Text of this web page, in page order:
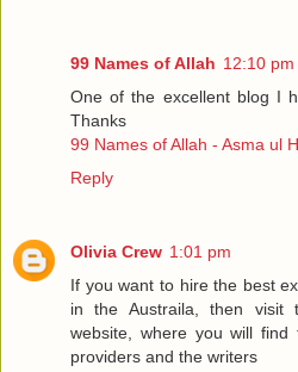
99 Names of Allah 12:10 pm
One of the excellent blog I
Thanks
99 Names of Allah - Asma ul
Reply
Olivia Crew 1:01 pm
If you want to hire the best
in the Austraila, then visit
website, where you will find
providers and the writers